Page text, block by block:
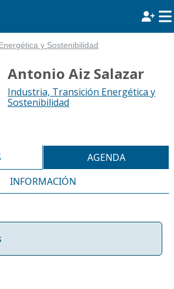
y Sostenibilidad
Antonio Aiz Salazar
Industria, Transición Energética y
Sostenibilidad
AGENDA
INFORMACIÓN